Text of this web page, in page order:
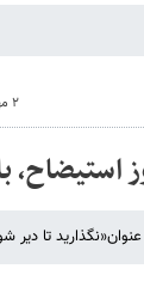
۲ مهر ۱۳۹۱ - ۰۶:۵۳
استیضاح،
تا